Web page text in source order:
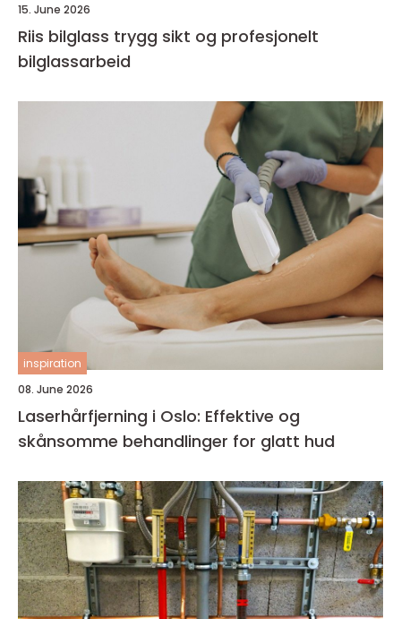
15. June 2026
Riis bilglass trygg sikt og profesjonelt
bilglassarbeid
inspiration
08. June 2026
Laserhårfjerning i Oslo: Effektive og
skånsomme behandlinger for glatt hud